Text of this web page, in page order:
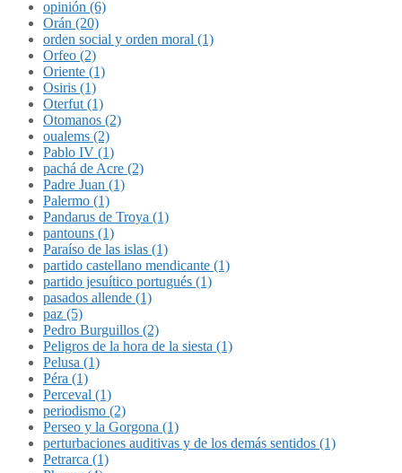
opinión (6)
Orán (20)
orden social y orden moral (1)
Orfeo (2)
Oriente (1)
Osiris (1)
Oterfut (1)
Otomanos (2)
oualems (2)
Pablo IV (1)
pachá de Acre (2)
Padre Juan (1)
Palermo (1)
Pandarus de Troya (1)
pantouns (1)
Paraíso de las islas (1)
partido castellano mendicante (1)
partido jesuítico portugués (1)
pasados allende (1)
paz (5)
Pedro Burguillos (2)
Peligros de la hora de la siesta (1)
Pelusa (1)
Péra (1)
Perceval (1)
periodismo (2)
Perseo y la Gorgona (1)
perturbaciones auditivas y de los demás sentidos (1)
Petrarca (1)